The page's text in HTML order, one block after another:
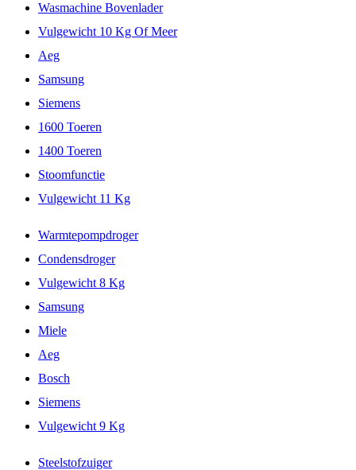
Wasmachine Bovenlader
Vulgewicht 10 Kg Of Meer
Aeg
Samsung
Siemens
1600 Toeren
1400 Toeren
Stoomfunctie
Vulgewicht 11 Kg
Warmtepompdroger
Condensdroger
Vulgewicht 8 Kg
Samsung
Miele
Aeg
Bosch
Siemens
Vulgewicht 9 Kg
Steelstofzuiger